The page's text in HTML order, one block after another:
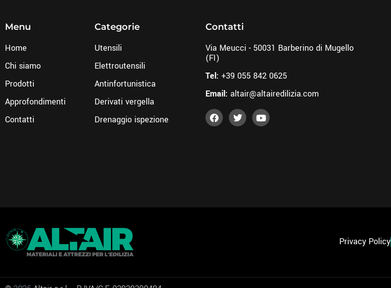
Menu
Home
Chi siamo
Prodotti
Approfondimenti
Contatti
Categorie
Utensili
Elettroutensili
Antinfortunistica
Derivati vergella
Drenaggio ispezione
Contatti
Via Meucci - 50031 Barberino di Mugello
(FI)
Tel: +39 055 842 0625
Email: altair@altairedilizia.com
Privacy Policy